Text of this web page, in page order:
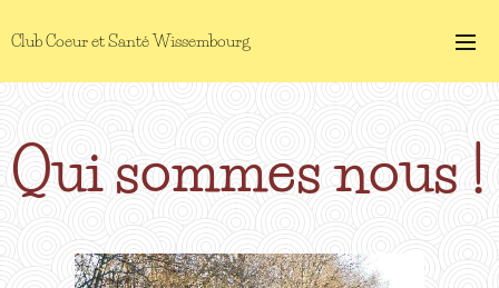
Club Coeur et Santé Wissembourg
Qui sommes nous !